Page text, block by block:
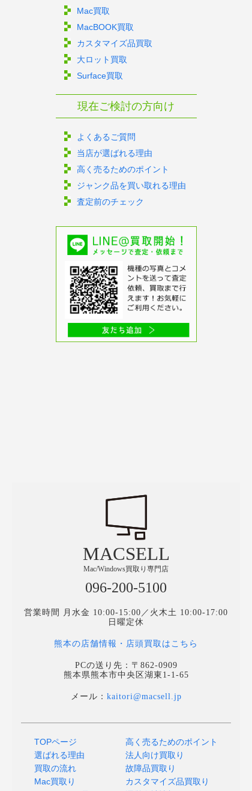
Mac買取
MacBOOK買取
カスタマイズ品買取
大ロット買取
Surface買取
現在ご検討の方向け
よくあるご質問
当店が選ばれる理由
高く売るためのポイント
ジャンク品を買い取れる理由
査定前のチェック
MACSELL
Mac/Windows買取り専門店
096-200-5100
営業時間 月水金 10:00-15:00／火木土 10:00-17:00
日曜定休
熊本の店舗情報・店頭買取はこちら
PCの送り先：〒862-0909
熊本県熊本市中央区湖東1-1-65
メール： kaitori@macsell.jp
TOPページ
選ばれる理由
買取の流れ
Mac買取り
高く売るためのポイント
法人向け買取り
故障品買取り
カスタマイズ品買取り